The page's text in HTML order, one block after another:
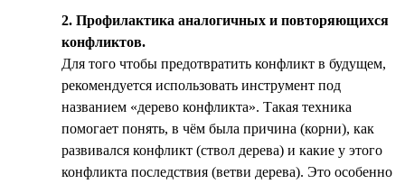
2. Профилактика аналогичных и повторяющихся
конфликтов.
Для того чтобы предотвратить конфликт в будущем,
рекомендуется использовать инструмент под
названием «дерево конфликта». Такая техника
помогает понять, в чём была причина (корни), как
развивался конфликт (ствол дерева) и какие у этого
конфликта последствия (ветви дерева). Это особенно